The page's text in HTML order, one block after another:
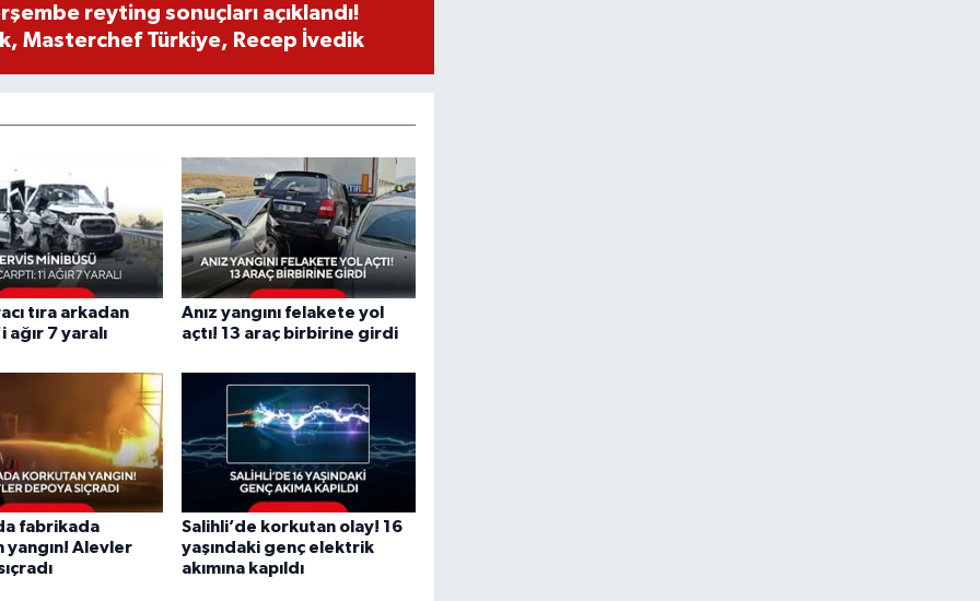
reyting sonuçları açıklandı!
Masterchef Türkiye, Recep İvedik
tıra arkadan
ağır 7 yaralı
Anız yangını felakete yol
açtı! 13 araç birbirine girdi
fabrikada
yangın! Alevler
Salihli’de korkutan olay! 16
yaşındaki genç elektrik
akımına kapıldı